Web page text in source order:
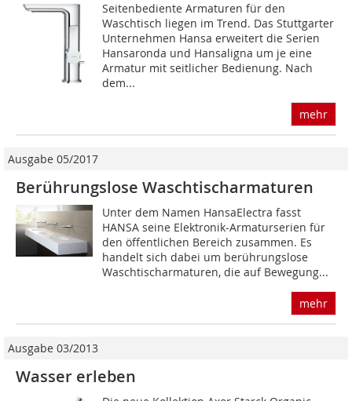
Seitenbediente Armaturen für den
Waschtisch liegen im Trend. Das Stuttgarter
Unternehmen Hansa erweitert die Serien
Hansaronda und Hansaligna um je eine
Armatur mit seitlicher Bedienung. Nach
dem...
mehr
Ausgabe 05/2017
Berührungslose Waschtischarmaturen
Unter dem Namen HansaElectra fasst
HANSA seine Elektronik-Armaturserien für
den öffentlichen Bereich zusammen. Es
handelt sich dabei um berührungslose
Waschtischarmaturen, die auf Bewegung...
mehr
Ausgabe 03/2013
Wasser erleben